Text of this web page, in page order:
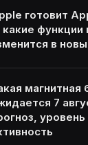
готовит
какие функции
в
магнитная
7
уровень